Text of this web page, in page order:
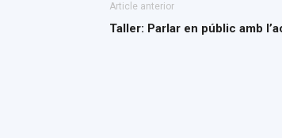
Article anterior
Taller: Parlar en públic amb